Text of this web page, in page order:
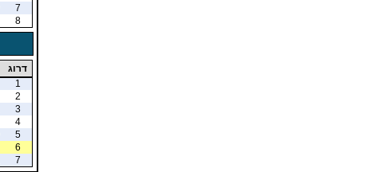
7
8
דרוג
1
2
3
4
5
6
7